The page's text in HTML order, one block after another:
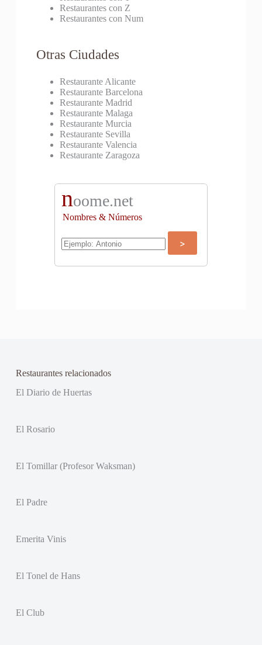
Restaurantes con Z
Restaurantes con Num
Otras Ciudades
Restaurante Alicante
Restaurante Barcelona
Restaurante Madrid
Restaurante Malaga
Restaurante Murcia
Restaurante Sevilla
Restaurante Valencia
Restaurante Zaragoza
noome.net
Nombres & Números
Restaurantes relacionados
El Diario de Huertas
El Rosario
El Tomillar (Profesor Waksman)
El Padre
Emerita Vinis
El Tonel de Hans
El Club